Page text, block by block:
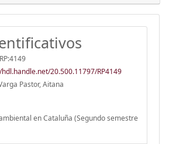
RP:4149
20.500.11797/RP4149
Pastor, Aitana
en Cataluña (Segundo semestre